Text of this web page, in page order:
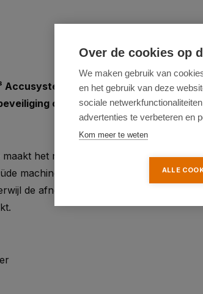
Accusysteem
op accu’s
het mogelijk de accu’s ook te
machines. De schouderriem verdeelt
de afneembare blaaspijp het opbergen
Over de cookies op
We maken gebruik van
en het gebruik van deze
sociale
advertenties te verbeteren en
Kom meer te weten
ALLE